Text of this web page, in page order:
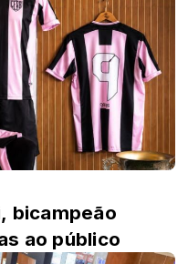
bicampeão
ao público